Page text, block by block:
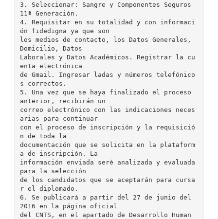
3. Seleccionar: Sangre y Componentes Seguros
11ª Generación.
4. Requisitar en su totalidad y con informaci
ón fidedigna ya que son
los medios de contacto, los Datos Generales,
Domicilio, Datos
Laborales y Datos Académicos. Registrar la cu
enta electrónica
de Gmail. Ingresar ladas y números telefónico
s correctos.
5. Una vez que se haya finalizado el proceso
anterior, recibirán un
correo electrónico con las indicaciones neces
arias para continuar
con el proceso de inscripción y la requisició
n de toda la
documentación que se solicita en la plataform
a de inscripción. La
información enviada seré analizada y evaluada
para la selección
de los candidatos que se aceptarán para cursa
r el diplomado.
6. Se publicará a partir del 27 de junio del
2016 en la página oficial
del CNTS, en el apartado de Desarrollo Human